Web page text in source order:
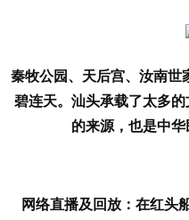
秦牧公园、天后宫、汝南
碧连天。汕头承载了太多
的来源，也是中华
网络直播及回放：在红头